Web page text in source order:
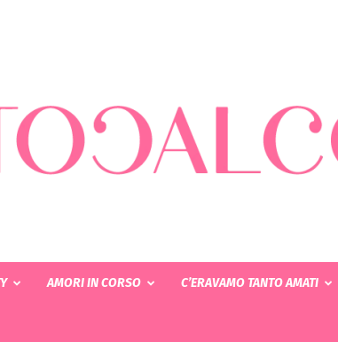
AMORI IN CORSO C’ERAVAMO TANTO AMATI